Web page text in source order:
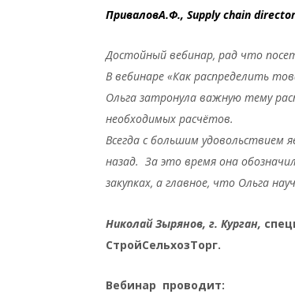
ПриваловА.Ф., Supply chain
Достойный вебинар, рад что
В вебинаре «Как распределить
Ольга затронула важную тему
необходимых расчётов.
Всегда с большим удовольствием
назад. За это время она
закупках, а главное, что Ольга
Николай Зырянов, г. Курган,
СтройСельхозТорг.
Вебинар проводит: